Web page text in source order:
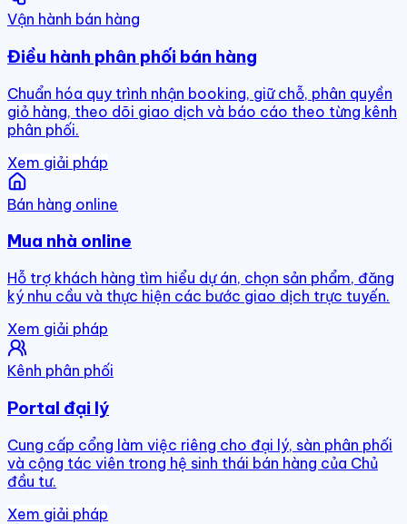
Vận hành bán hàng
Điều hành phân phối bán hàng
Chuẩn hóa quy trình nhận booking, giữ chỗ, phân quyền
giỏ hàng, theo dõi giao dịch và báo cáo theo từng kênh
phân phối.
Xem giải pháp
Bán hàng online
Mua nhà online
Hỗ trợ khách hàng tìm hiểu dự án, chọn sản phẩm, đăng
ký nhu cầu và thực hiện các bước giao dịch trực tuyến.
Xem giải pháp
Kênh phân phối
Portal đại lý
Cung cấp cổng làm việc riêng cho đại lý, sàn phân phối
và cộng tác viên trong hệ sinh thái bán hàng của Chủ
đầu tư.
Xem giải pháp